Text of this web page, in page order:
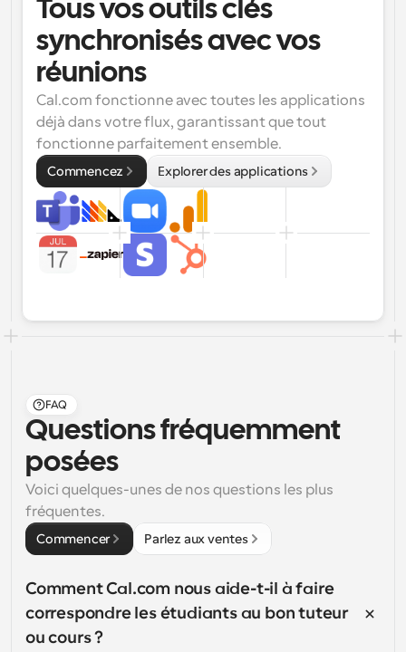
Tous vos outils clés
synchronisés avec vos
réunions
Cal.com fonctionne avec toutes les applications
déjà dans votre flux, garantissant que tout
fonctionne parfaitement ensemble.
Commencez Explorer des applications
FAQ
Questions fréquemment
posées
Voici quelques-unes de nos questions les plus
fréquentes.
Commencer Parlez aux ventes
Comment Cal.com nous aide-t-il à faire
correspondre les étudiants au bon tuteur
ou cours ?